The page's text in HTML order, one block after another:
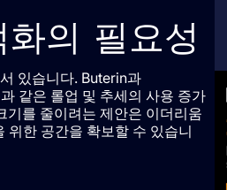
의 필요성
있습니다. Buterin과
같은 롤업 및 추세의 사용 증가
기를 줄이려는 제안은 이더리움
한 공간을 확보할 수 있습니